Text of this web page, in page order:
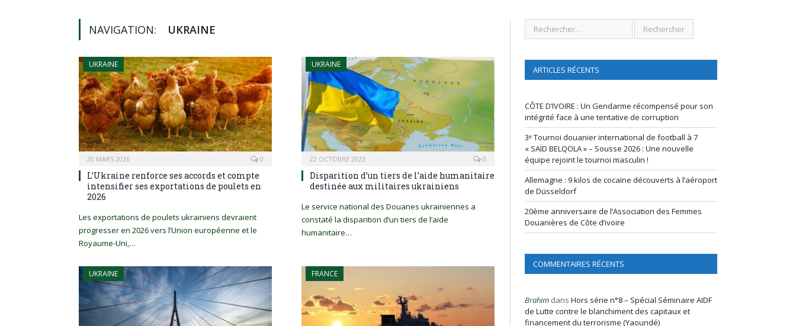
NAVIGATION: UKRAINE
UKRAINE
20 MARS 2026 0
L’Ukraine renforce ses accords et compte
intensifier ses exportations de poulets en
2026
Les exportations de poulets ukrainiens devraient
progresser en 2026 vers l’Union européenne et le
Royaume-Uni,…
UKRAINE
22 OCTOBRE 2023 0
Disparition d’un tiers de l’aide humanitaire
destinée aux militaires ukrainiens
Le service national des Douanes ukrainiennes a
constaté la disparition d’un tiers de l’aide
humanitaire…
UKRAINE FRANCE
ARTICLES RÉCENTS
CÔTE D’IVOIRE : Un Gendarme récompensé pour son
intégrité face à une tentative de corruption
3ᵉ Tournoi douanier international de football à 7
« SAÏD BELQOLA » – Sousse 2026 : Une nouvelle
équipe rejoint le tournoi masculin !
Allemagne : 9 kilos de cocaïne découverts à l’aéroport
de Düsseldorf
20ème anniversaire de l’Association des Femmes
Douanières de Côte d’ivoire
COMMENTAIRES RÉCENTS
Brahim dans Hors série n°8 – Spécial Séminaire AIDF
de Lutte contre le blanchiment des capitaux et
financement du terrorisme (Yaoundé)